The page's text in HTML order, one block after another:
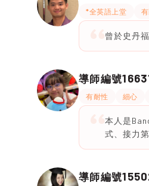
*全英語上堂
曾於史丹
導師編號
有耐性 細心
本人是
式、接力
導師編號